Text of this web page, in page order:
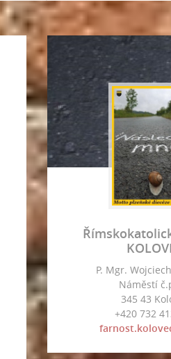
P. Mgr.
Náměstí
345 43
+420 732